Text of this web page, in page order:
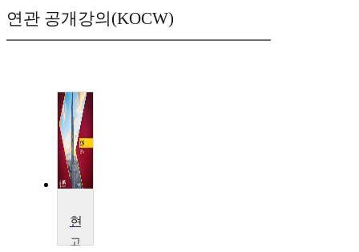
연관 공개강의(KOCW)
고